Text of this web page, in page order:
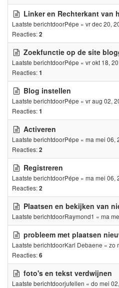
Linker en Rechterkant van
Laatste berichtdoorPépe « vr dec 20,
Reacties:2
Zoekfunctie op de site
Laatste berichtdoorPépe « vr okt 18,
Reacties:1
Blog instellen
Laatste berichtdoorPépe « vr aug 02,
Reacties:1
Activeren
Laatste berichtdoorPépe « ma mei 06,
Reacties:2
Registreren
Laatste berichtdoorPépe « ma mei 06,
Reacties:2
Plaatsen en bekijken van
Laatste berichtdoorRaymond1 « ma
probleem met plaatsen
Laatste berichtdoorKarl Debaene « zo
Reacties:6
foto's en tekst verdwijnen
Laatste berichtdoorjufellen « do mei